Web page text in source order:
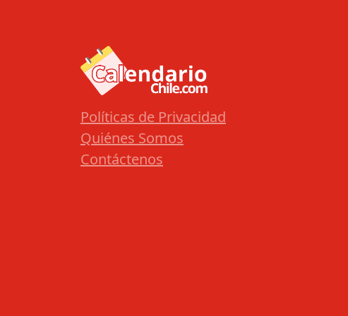
Políticas de Privacidad
Quiénes Somos
Contáctenos